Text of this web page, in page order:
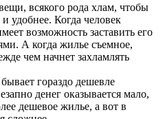
всякого рода хлам, чтобы
удобнее. Когда человек
возможность заставить его
А когда жилье съемное,
чем начнет захламлять
гораздо дешевле
денег оказывается мало,
дешевое жилье, а вот в